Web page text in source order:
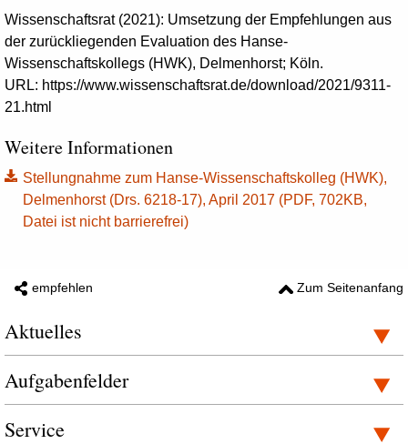
Wissenschaftsrat (2021): Umsetzung der Empfehlungen aus
der zurückliegenden Evaluation des Hanse-
Wissenschaftskollegs (HWK), Delmenhorst; Köln.
URL: https://www.wissenschaftsrat.de/download/2021/9311-
21.html
Weitere Informationen
Stellungnahme zum Hanse-Wissenschaftskolleg (HWK),
Delmenhorst (Drs. 6218-17), April 2017 (PDF, 702KB,
Datei ist nicht barrierefrei)
empfehlen Zum Seitenanfang
Aktuelles
Aufgabenfelder
Service